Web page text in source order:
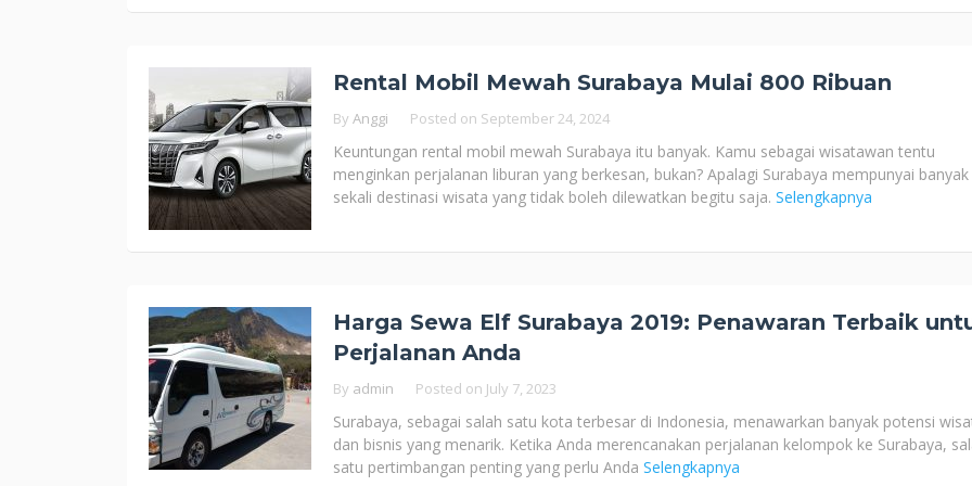
Rental Mobil Mewah Surabaya Mulai 800 Ribuan
By Anggi Posted on September 24, 2024
Keuntungan rental mobil mewah Surabaya itu banyak. Kamu sebagai wisatawan tentu
menginkan perjalanan liburan yang berkesan, bukan? Apalagi Surabaya mempunyai banyak
sekali destinasi wisata yang tidak boleh dilewatkan begitu saja. Selengkapnya
Harga Sewa Elf Surabaya 2019: Penawaran Terbaik
Perjalanan Anda
By admin Posted on July 7, 2023
Surabaya, sebagai salah satu kota terbesar di Indonesia, menawarkan banyak potensi
dan bisnis yang menarik. Ketika Anda merencanakan perjalanan kelompok ke Surabaya,
satu pertimbangan penting yang perlu Anda Selengkapnya